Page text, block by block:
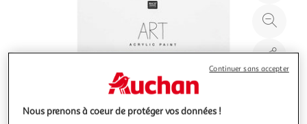
à
100
le
Nous prenons à coeur de protéger vos données !
Continuer sans accepter